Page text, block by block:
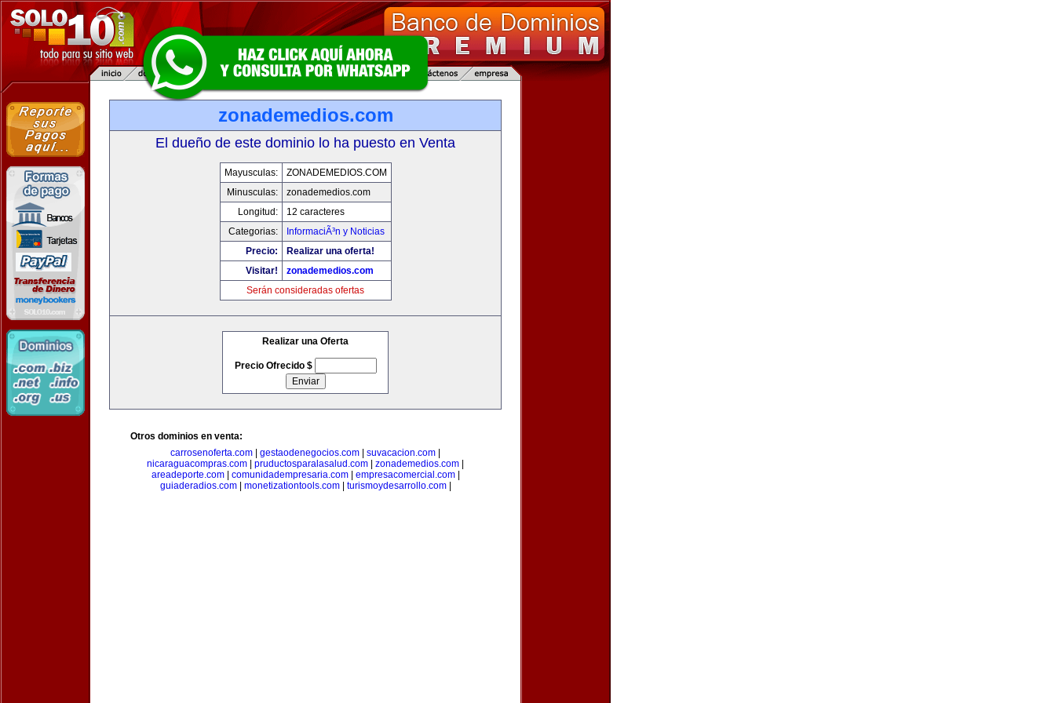
zonademedios.com
El dueño de este dominio lo ha puesto en Venta
Mayusculas:
ZONADEMEDIOS.COM
Minusculas:
zonademedios.com
Longitud:
12 caracteres
Categorias:
InformaciÃ³n y Noticias
Precio:
Realizar una oferta!
Visitar!
zonademedios.com
Serán consideradas ofertas
Realizar una Oferta
Precio Ofrecido $
Otros dominios en venta:
carrosenoferta.com
gestaodenegocios.com suvacacion.com
nicaraguacompras.com
pruductosparalasalud.com zonademedios.com
areadeporte.com| comunidadempresaria.com| empresacomercial.com|
guiaderadios.com| monetizationtools.com| turismoydesarrollo.com|